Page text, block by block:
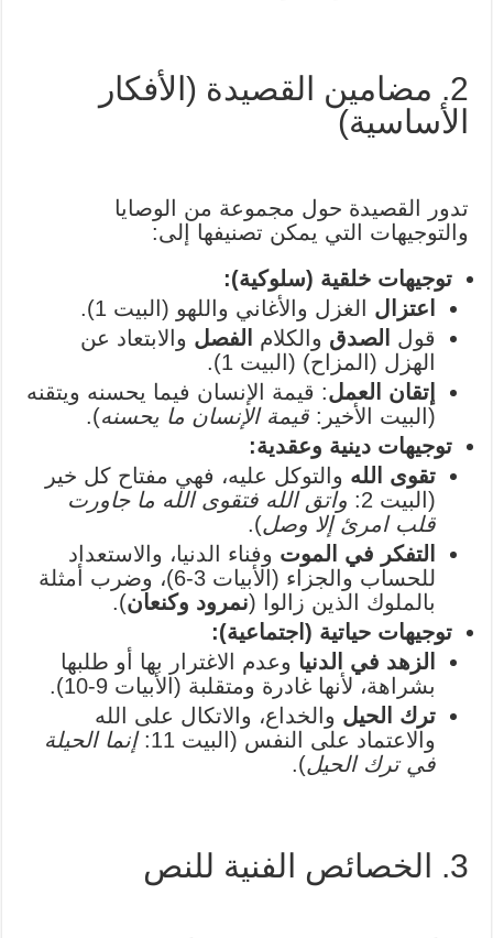
2. مضامين القصيدة (الأفكار
الأساسية)
تدور القصيدة حول مجموعة من الوصايا
والتوجيهات التي يمكن تصنيفها إلى:
توجيهات خلقية (سلوكية):
اعتزال الغزل والأغاني واللهو (البيت 1).
قول
الصدق والكلام الفصل والابتعاد عن
الهزل (المزاح) (البيت 1).
إتقان العمل: قيمة الإنسان فيما يحسنه ويتقنه
(البيت الأخير:قيمة الإنسان ما يحسنه).
توجيهات دينية وعقدية:
تقوى الله والتوكل عليه، فهي مفتاح كل خير
(البيت 2:
واتق الله فتقوى الله ما جاورت
قلب امرئ إلا وصل).
التفكر في الموت وفناء الدنيا، والاستعداد
للحساب والجزاء (الأبيات 3-6)، وضرب أمثلة
بالملوك الذين زالوا (نمرود وكنعان).
توجيهات حياتية (اجتماعية):
الزهد في الدنيا وعدم الاغترار بها أو طلبها
بشراهة، لأنها غادرة ومتقلبة (الأبيات 9-10).
ترك الحيل والخداع، والاتكال على الله
والاعتماد على النفس (البيت 11:
إنما الحيلة
في ترك الحيل).
3. الخصائص الفنية للنص